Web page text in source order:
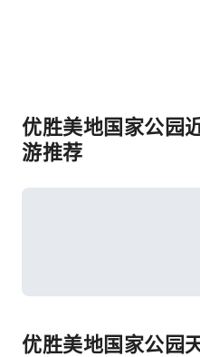
优胜美地国家公园
游推荐
优胜美地国家公园